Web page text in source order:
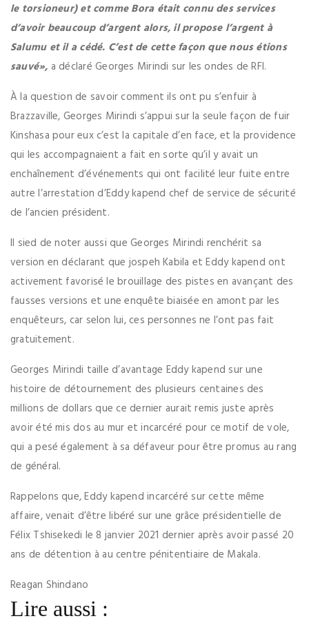
le torsioneur) et comme Bora était connu des services
d’avoir beaucoup d’argent alors, il propose l’argent à
Salumu et il a cédé. C’est de cette façon que nous étions
sauvé», a déclaré Georges Mirindi sur les ondes de RFI.
À la question de savoir comment ils ont pu s’enfuir à
Brazzaville, Georges Mirindi s’appui sur la seule façon de fuir
Kinshasa pour eux c’est la capitale d’en face, et la providence
qui les accompagnaient a fait en sorte qu’il y avait un
enchaînement d’événements qui ont facilité leur fuite entre
autre l’arrestation d’Eddy kapend chef de service de sécurité
de l’ancien président.
Il sied de noter aussi que Georges Mirindi renchérit sa
version en déclarant que jospeh Kabila et Eddy kapend ont
activement favorisé le brouillage des pistes en avançant des
fausses versions et une enquête biaisée en amont par les
enquêteurs, car selon lui, ces personnes ne l’ont pas fait
gratuitement.
Georges Mirindi taille d’avantage Eddy kapend sur une
histoire de détournement des plusieurs centaines des
millions de dollars que ce dernier aurait remis juste après
avoir été mis dos au mur et incarcéré pour ce motif de vole,
qui a pesé également à sa défaveur pour être promus au rang
de général.
Rappelons que, Eddy kapend incarcéré sur cette même
affaire, venait d’être libéré sur une grâce présidentielle de
Félix Tshisekedi le 8 janvier 2021 dernier après avoir passé 20
ans de détention à au centre pénitentiaire de Makala.
Reagan Shindano
Lire aussi :